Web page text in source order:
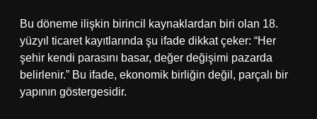
Bu döneme ilişkin birincil kaynaklardan biri olan 18.
yüzyıl ticaret kayıtlarında şu ifade dikkat çeker: “Her
şehir kendi parasını basar, değer değişimi pazarda
belirlenir.” Bu ifade, ekonomik birliğin değil, parçalı bir
yapının göstergesidir.